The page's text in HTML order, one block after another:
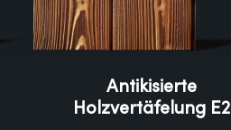
Antikisierte
Holzvertäfelung E2